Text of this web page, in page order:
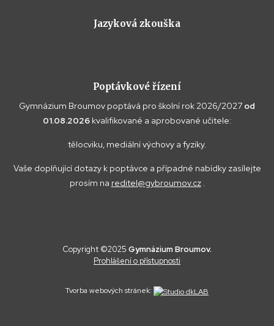
Jazyková zkouška
Poptávkové řízení
Gymnázium Broumov poptává pro školní rok 2026/2027 od
01.08.2026 kvalifikované a aprobované učitele:
tělocviku, mediální výchovy a fyziky.
Vaše doplňující dotazy k poptávce a případné nabídky zasílejte
prosím na reditel@gybroumov.cz.
Tvorba webových stránek:
Copyright ©2025 Gymnázium Broumov.
Prohlášení o přístupnosti